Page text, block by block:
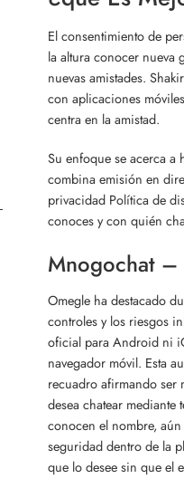
El consentimiento de
la altura conocer nueva
nuevas amistades.
con aplicaciones
centra en la amistad.
Su enfoque se acerca a
combina emisión en
privacidad Política de
conoces y con quién
Mnogochat –
Omegle ha destacado
controles y los riesgos
oficial para Android ni
navegador móvil. Esta
recuadro afirmando ser
desea chatear
conocen el nombre,
seguridad dentro de la
que lo desee sin que el